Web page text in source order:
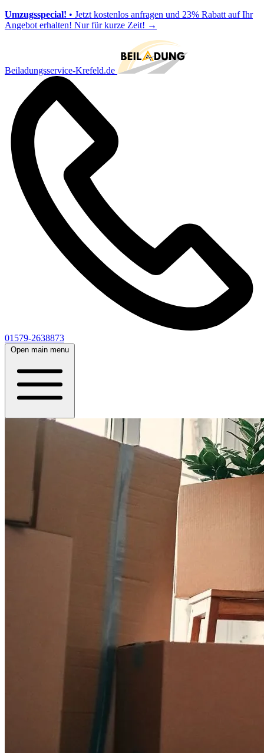
Umzugsspecial! • Jetzt kostenlos anfragen und 23% Rabatt auf Ihr
Angebot erhalten! Nur für kurze Zeit! →
Beiladungsservice-Krefeld.de
01579-2638873
Open main menu